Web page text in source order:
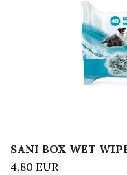
SANI BOX WET
4,80 EUR